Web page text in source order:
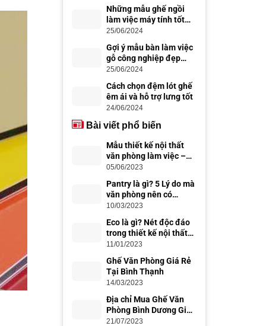
Những mẫu ghế ngồi
làm việc máy tính tốt
nhất cho dân văn phòng
25/06/2024
Gợi ý mẫu bàn làm việc
gỗ công nghiệp đẹp
hiện đại
25/06/2024
Cách chọn đệm lót ghế
êm ái và hỗ trợ lưng tốt
24/06/2024
Bài viết phổ biến
Mẫu thiết kế nội thất
văn phòng làm việc –
thiết kế văn phòng đẹp,
05/06/2023
Pantry là gì? 5 Lý do mà
văn phòng nên có
Office Pantry
10/03/2023
Eco là gì? Nét độc đáo
trong thiết kế nội thất
Eco
11/01/2023
Ghế Văn Phòng Giá Rẻ
Tại Bình Thạnh
14/03/2023
Địa chỉ Mua Ghế Văn
Phòng Bình Dương Giá
Rẻ, Uy Tín
21/07/2023